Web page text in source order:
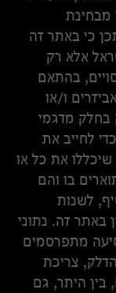
מבחינת
כי באתר זה
אלא רק
בהתאם
ו/או
בחלק מדגמי
לחייב את
את כל או
בו והם
לשנות
באתר זה. נתוני
מתפרסמים
צריכת
בין היתר, גם